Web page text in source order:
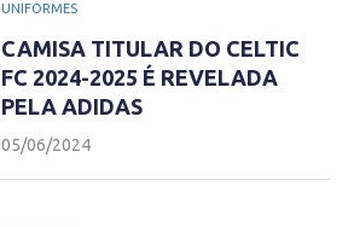
UNIFORMES
CAMISA TITULAR DO CELTIC
FC 2024-2025 É REVELADA
PELA ADIDAS
05/06/2024